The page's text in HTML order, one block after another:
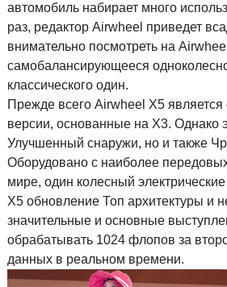
автомобиль набирает много
раз, редактор Airwheel приведет
внимательно посмотреть на
самобалансирующееся
классического один.
Прежде всего Airwheel X5
версии, основанные на X3. Однако
Улучшенный снаружи, но и также
Оборудовано с наиболее
мире, один колесный
X5 обновление Топ архитектуры и
значительные и основные
обрабатывать 1024 флопов за
данных в реальном времени.